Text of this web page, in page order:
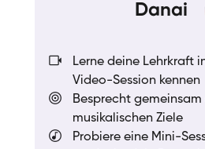
Danai
Lerne deine Lehrkraft
Video-Session kennen
Besprecht gemeinsam
musikalischen Ziele
Probiere eine Mini-